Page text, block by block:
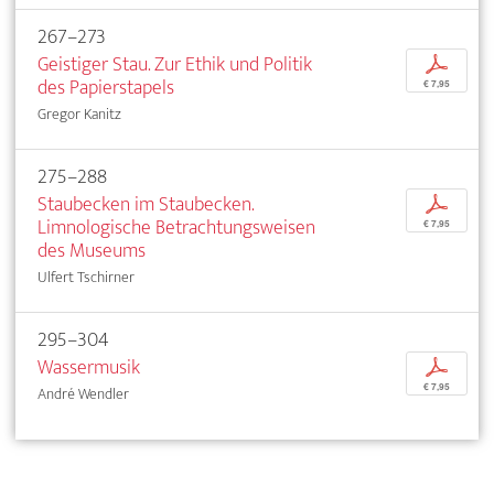
267–273
Geistiger Stau. Zur Ethik und Politik
des Papierstapels
Gregor Kanitz
p
€ 7,95
275–288
Staubecken im Staubecken.
Limnologische Betrachtungsweisen
des Museums
Ulfert Tschirner
p
€ 7,95
295–304
Wassermusik
André Wendler
p
€ 7,95